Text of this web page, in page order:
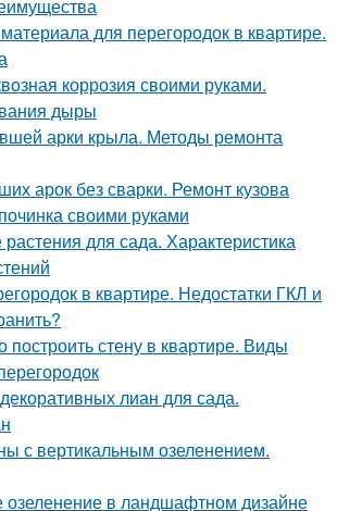
для перегородок в квартире.
коррозия своими руками.
дыры
арки крыла. Методы ремонта
арок без сварки. Ремонт кузова
своими руками
для сада. Характеристика
в квартире. Недостатки ГКЛ и
построить стену в квартире. Виды
лиан для сада.
с вертикальным озеленением.
озеленение в ландшафтном дизайне